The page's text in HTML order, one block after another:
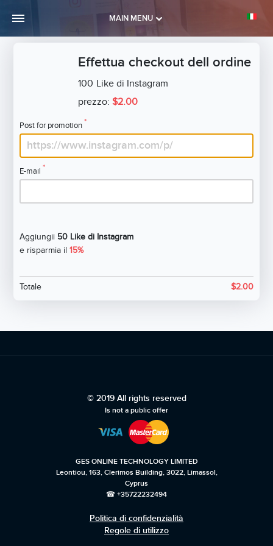
MAIN MENU
Effettua checkout dell ordine
100 Like di Instagram
prezzo:$2.00
Post for promotion *
E-mail *
Aggiungii 50 Like di Instagram
e risparmia il15%
Totale $2.00
© 2019 All rights reserved
Is not a public offer
GES ONLINE TECHNOLOGY LIMITED
Leontiou, 163, Clerimos Building, 3022, Limassol,
Cyprus
☎ +35722232494
Politica di confidenzialità
Regole di utilizzo